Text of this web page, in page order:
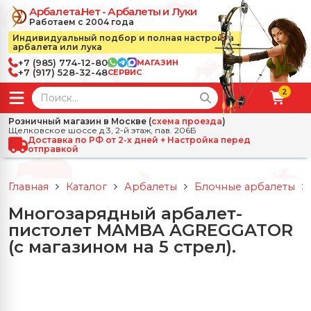
Арбалета.Нет - Арбалеты и Луки
Работаем с 2004 года
Индивидуальный подбор и полная настройка
арбалета или лука
+7 (985) 774-12-80 МАГАЗИН
+7 (917) 528-32-48СЕРВИС
2
Розничный магазин в Москве (схема проезда)
Щелковское шоссе д.3, 2-й этаж, пав. 206Б
Доставка по РФ от 2-х дней + Настройка перед
отправкой
← Назад ✕
Арбалеты
Арбалеты для отдыха
Блочные арбалеты
✕
луки
боеприпасы
Стрелы, боеприпасы
✕
← Назад ✕
Главная Каталог Арбалеты Блочные арбалеты
Многозарядный арбалет-
пистолет MAMBA AGREGGATOR
(с магазином на 5 стрел).